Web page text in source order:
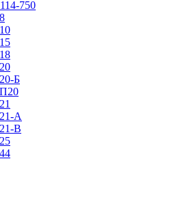
750
Б
А
В